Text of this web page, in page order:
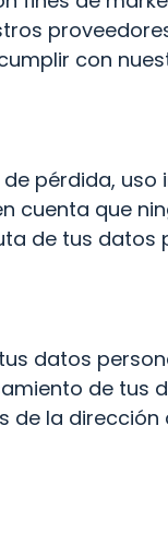
con
pérdida, uso
cuenta que
de tus datos
datos
de tus
de la